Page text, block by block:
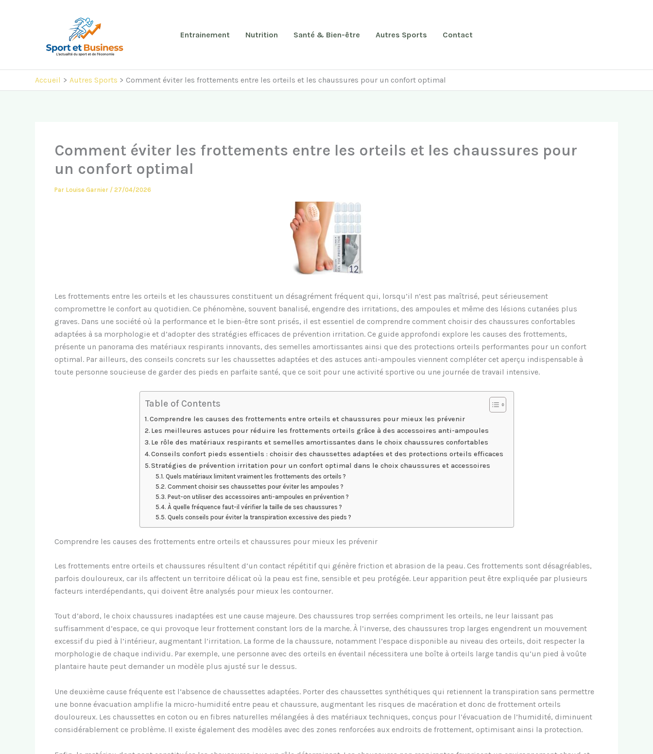
Entrainement Nutrition Santé & Bien-être Autres Sports Contact
Accueil Autres Sports Comment éviter les frottements entre les orteils et les chaussures pour un confort optimal
Comment éviter les frottements entre les orteils et les chaussures pour
un confort optimal
Par Louise Garnier / 27/04/2026
Les frottements entre les orteils et les chaussures constituent un désagrément fréquent qui, lorsqu’il n’est pas maîtrisé, peut sérieusement
compromettre le confort au quotidien. Ce phénomène, souvent banalisé, engendre des irritations, des ampoules et même des lésions cutanées plus
graves. Dans une société où la performance et le bien-être sont prisés, il est essentiel de comprendre comment choisir des chaussures confortables
adaptées à sa morphologie et d’adopter des stratégies efficaces de prévention irritation. Ce guide approfondi explore les causes des frottements,
présente un panorama des matériaux respirants innovants, des semelles amortissantes ainsi que des protections orteils performantes pour un confort
optimal. Par ailleurs, des conseils concrets sur les chaussettes adaptées et des astuces anti-ampoules viennent compléter cet aperçu indispensable à
toute personne soucieuse de garder des pieds en parfaite santé, que ce soit pour une activité sportive ou une journée de travail intensive.
Table of Contents
Comprendre les causes des frottements entre orteils et chaussures pour mieux les prévenir
Les meilleures astuces pour réduire les frottements orteils grâce à des accessoires anti-ampoules
Le rôle des matériaux respirants et semelles amortissantes dans le choix chaussures confortables
Conseils confort pieds essentiels : choisir des chaussettes adaptées et des protections orteils efficaces
Stratégies de prévention irritation pour un confort optimal dans le choix chaussures et accessoires
Quels matériaux limitent vraiment les frottements des orteils ?
Comment choisir ses chaussettes pour éviter les ampoules ?
Peut-on utiliser des accessoires anti-ampoules en prévention ?
À quelle fréquence faut-il vérifier la taille de ses chaussures ?
Quels conseils pour éviter la transpiration excessive des pieds ?
Comprendre les causes des frottements entre orteils et chaussures pour mieux les prévenir
Les frottements entre orteils et chaussures résultent d’un contact répétitif qui génère friction et abrasion de la peau. Ces frottements sont désagréables,
parfois douloureux, car ils affectent un territoire délicat où la peau est fine, sensible et peu protégée. Leur apparition peut être expliquée par plusieurs
facteurs interdépendants, qui doivent être analysés pour mieux les contourner.
Tout d’abord, le choix chaussures inadaptées est une cause majeure. Des chaussures trop serrées compriment les orteils, ne leur laissant pas
suffisamment d’espace, ce qui provoque leur frottement constant lors de la marche. À l’inverse, des chaussures trop larges engendrent un mouvement
excessif du pied à l’intérieur, augmentant l’irritation. La forme de la chaussure, notamment l’espace disponible au niveau des orteils, doit respecter la
morphologie de chaque individu. Par exemple, une personne avec des orteils en éventail nécessitera une boîte à orteils large tandis qu’un pied à voûte
plantaire haute peut demander un modèle plus ajusté sur le dessus.
Une deuxième cause fréquente est l’absence de chaussettes adaptées. Porter des chaussettes synthétiques qui retiennent la transpiration sans permettre
une bonne évacuation amplifie la micro-humidité entre peau et chaussure, augmentant les risques de macération et donc de frottement orteils
douloureux. Les chaussettes en coton ou en fibres naturelles mélangées à des matériaux techniques, conçus pour l’évacuation de l’humidité, diminuent
considérablement ce problème. Il existe également des modèles avec des zones renforcées aux endroits de frottement, optimisant ainsi la protection.